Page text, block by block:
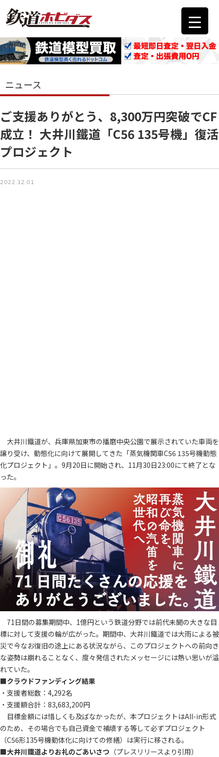
ニュース
ご支援ありがとう、8,300万円突破でCF
成立！ 大井川鐵道「C56 135号機」復活
プロジェクト
2022.12.01
大井川鐵道が、兵庫県加東市の播磨中央公園で展示されていた車両を
譲り受け、動態化に向けて展開してきた「蒸気機関車C56 135号機動態
化プロジェクト」。9月20日に開始され、11月30日23:00にて終了とな
った。
71日間の募集期間中、1億円という鉄道分野では前代未聞の大きな目
標に対して支援の輪が広がった。期間中、大井川鐵道では大雨による被
災で今なお復旧の途上にある状況ながら、このプロジェクトへの前向き
な姿勢は崩れることなく、度々発信されたメッセージには熱い思いが溢
れていた。
■クラウドファンディング結果
・支援者総数：4,292名
・支援額合計：83,683,200円
目標金額には惜しくも及ばなかったが、本プロジェクトはAll-in形式
のため、その場合でも自己資金で補填する等して必ずプロジェクト
（C56形135号機動体化に向けての修繕）は実行に移される。
■大井川鐵道よりお礼のごあいさつ （プレスリリースより引用）